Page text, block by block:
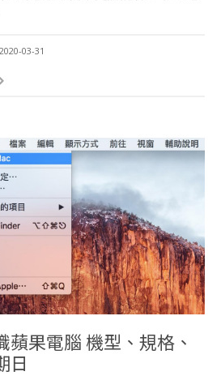
03-31
蘋果電腦 機型、規格、
日